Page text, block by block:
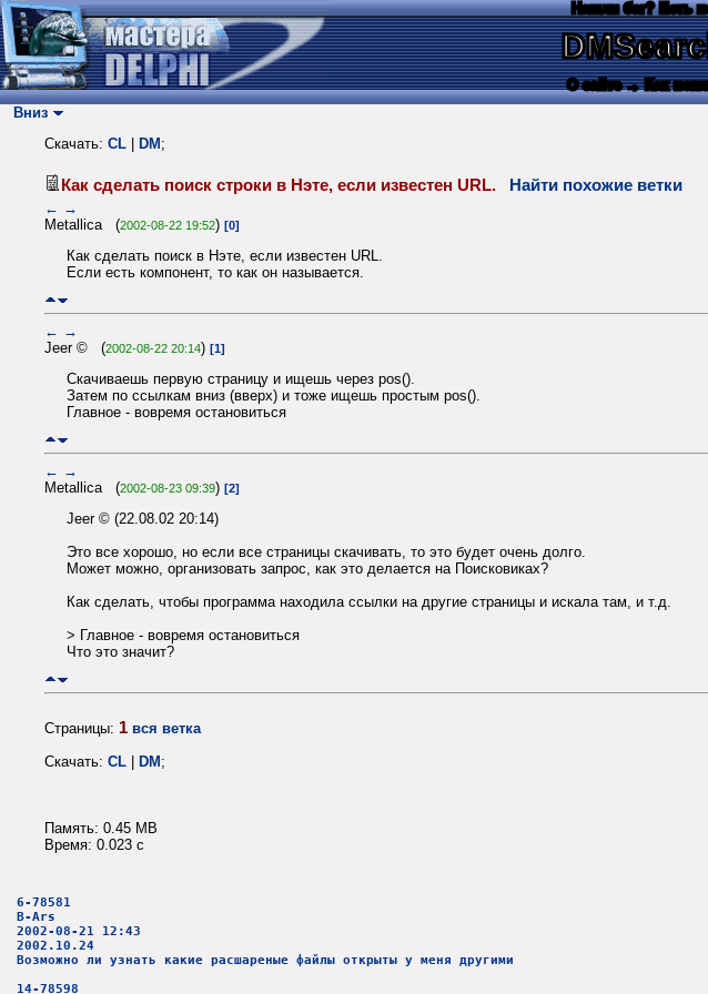
Нашли баг? Есть
О сайте → Как
Вниз
Скачать: CL DM ;
Как сделать поиск строки в Нэте, если известен URL. Найти похожие ветки
← →
Metallica (2002-08-22 19:52) [0]
Как сделать поиск в Нэте, если известен URL.
Если есть компонент, то как он называется.
← →
Jeer © (2002-08-22 20:14) [1]
Скачиваешь первую страницу и ищешь через pos().
Затем по ссылкам вниз (вверх) и тоже ищешь простым pos().
Главное - вовремя остановиться
← →
Metallica (2002-08-23 09:39) [2]
Jeer © (22.08.02 20:14)
Это все хорошо, но если все страницы скачивать, то это будет очень долго.
Может можно, организовать запрос, как это делается на Поисковиках?
Как сделать, чтобы программа находила ссылки на другие страницы и искала там, и т.д.
> Главное - вовремя остановиться
Что это значит?
Страницы: 1 вся ветка
Скачать: CL | DM;
Память: 0.45 MB
Время: 0.023 c
6-78581
B-Ars
2002-08-21 12:43
2002.10.24
Возможно ли узнать какие расшареные файлы открыты у меня другими
14-78598